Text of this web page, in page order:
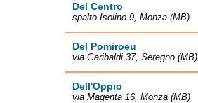
Del Centro
spalto Isolino 9, Monza (MB)
Del Pomiroeu
via Garibaldi 37, Seregno (MB)
Dell'Oppio
via Magenta 16, Monza (MB)